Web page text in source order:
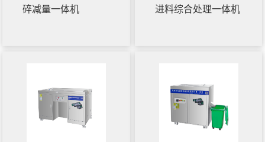
碎减量一体机
进料综合处理一体机